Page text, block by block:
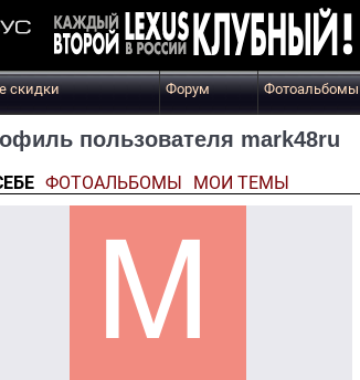
скидки Форум Фотоальбомы
пользователя mark48ru
ФОТОАЛЬБОМЫ
МОИ ТЕМЫ